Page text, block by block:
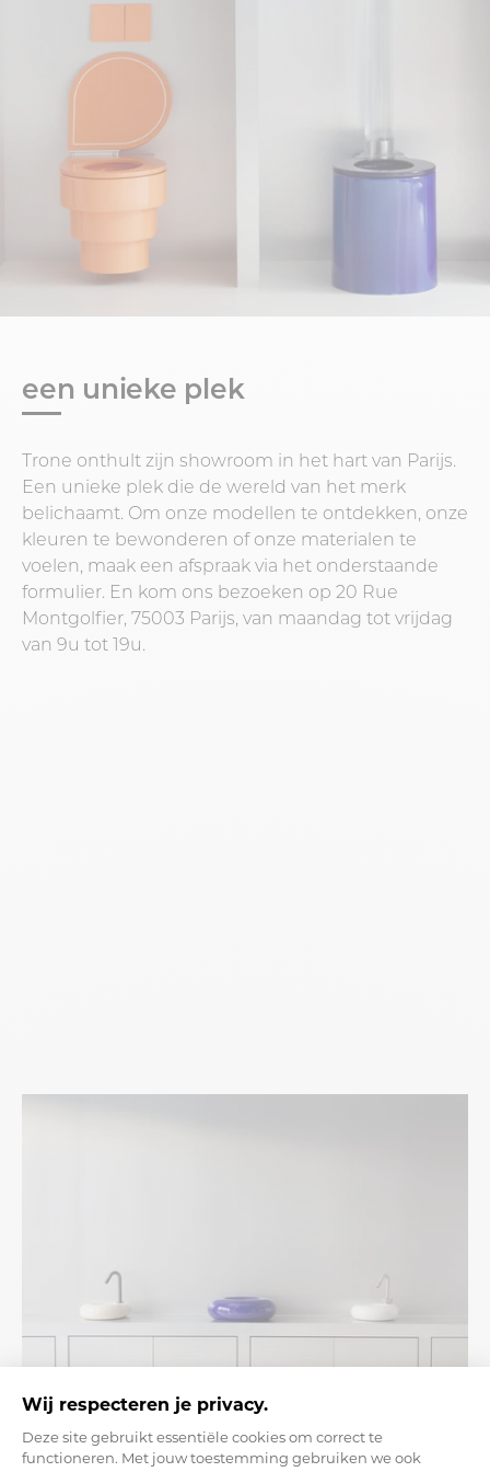
een unieke plek
Trone onthult zijn showroom in het hart van Parijs.
Een unieke plek die de wereld van het merk
belichaamt. Om onze modellen te ontdekken, onze
kleuren te bewonderen of onze materialen te
voelen, maak een afspraak via het onderstaande
formulier. En kom ons bezoeken op 20 Rue
Montgolfier, 75003 Parijs, van maandag tot vrijdag
van 9u tot 19u.